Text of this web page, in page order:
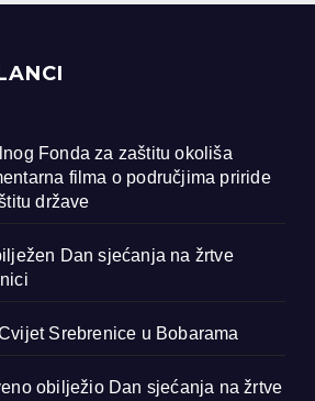
Fonda za zaštitu okoliša
filma o područjima priride
države
Dan sjećanja na žrtve
Srebrenice u Bobarama
obilježio Dan sjećanja na žrtve